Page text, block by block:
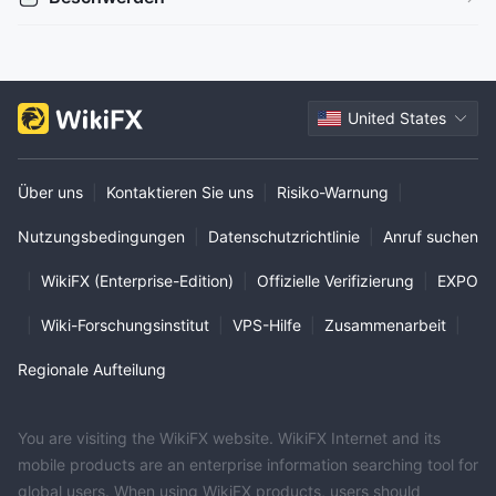
United States
Über uns Kontaktieren Sie uns Risiko-Warnung
Nutzungsbedingungen Datenschutzrichtlinie Anruf suchen
WikiFX (Enterprise-Edition) Offizielle Verifizierung EXPO
Wiki-Forschungsinstitut VPS-Hilfe Zusammenarbeit
Regionale Aufteilung
You are visiting the WikiFX website. WikiFX Internet and its
mobile products are an enterprise information searching tool for
global users. When using WikiFX products, users should